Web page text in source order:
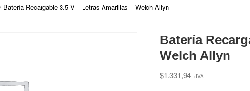
Batería Recargable 3.5 V – Letras Amarillas – Welch Allyn
Batería
Welch Allyn
$1.331,94 +IVA